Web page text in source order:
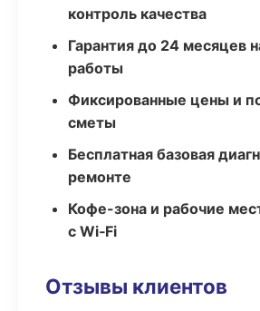
контроль качества
Гарантия до 24 месяцев
работы
Фиксированные цены и
сметы
Бесплатная базовая
ремонте
Кофе-зона и рабочие
с Wi‑Fi
Отзывы клиентов